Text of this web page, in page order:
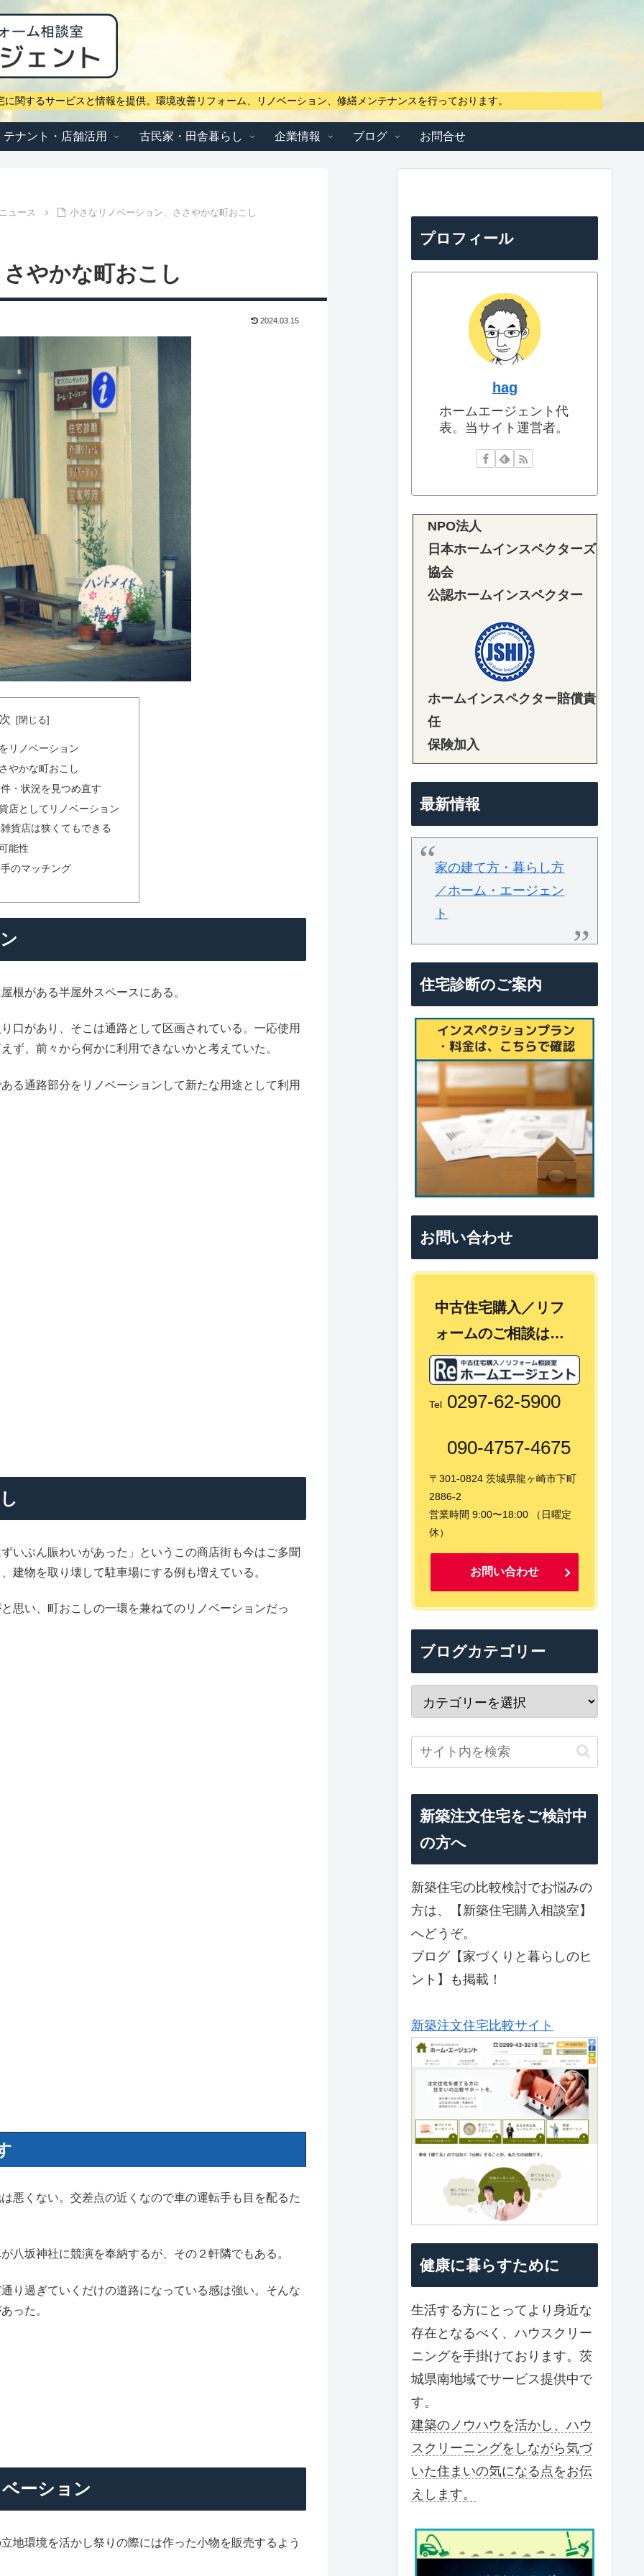
関するサービスと情報を提供。環境改善リフォーム、リノベーション、修繕メンテナンスを行っております。
テナント・店舗活用 古民家・田舎暮らし 企業情報 ブログ お問合せ
ュース 小さなリノベーション、ささやかな町おこし
やかな町おこし
2024.03.15
リノベーション
やかな町おこし
・状況を見つめ直す
店としてリノベーション
貨店は狭くてもできる
能性
のマッチング
根がある半屋外スペースにある。
口があり、そこは通路として区画されている。一応使用
ず、前々から何かに利用できないかと考えていた。
る通路部分をリノベーションして新たな用途として利用
いぶん賑わいがあった」というこの商店街も今はご多聞
建物を取り壊して駐車場にする例も増えている。
思い、町おこしの一環を兼ねてのリノベーションだっ
悪くない。交差点の近くなので車の運転手も目を配るた
八坂神社に競演を奉納するが、その２軒隣でもある。
り過ぎていくだけの道路になっている感は強い。そんな
った。
ーション
地環境を活かし祭りの際には作った小物を販売するよう
プロフィール
hag
ホームエージェント代
表。当サイト運営者。
NPO法人
日本ホームインスペクターズ
協会
公認ホームインスペクター
ホームインスペクター賠償責
任
保険加入
最新情報
家の建て方・暮らし方
／ホーム・エージェン
ト
住宅診断のご案内
お問い合わせ
中古住宅購入／リフ
ォームのご相談は…
Tel 0297-62-5900
090-4757-4675
〒301-0824 茨城県龍ヶ崎市下町
2886-2
営業時間 9:00〜18:00 （日曜定
休）
お問い合わせ
ブログカテゴリー
新築注文住宅をご検討中
の方へ
新築住宅の比較検討でお悩みの
方は、【新築住宅購入相談室】
へどうぞ。
ブログ【家づくりと暮らしのヒ
ント】も掲載！
新築注文住宅比較サイト
健康に暮らすために
生活する方にとってより身近な
存在となるべく、ハウスクリー
ニングを手掛けております。茨
城県南地域でサービス提供中で
す。
建築のノウハウを活かし、ハウ
スクリーニングをしながら気づ
いた住まいの気になる点をお伝
えします。